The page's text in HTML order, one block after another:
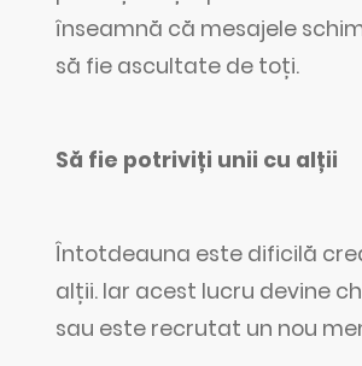
înseamnă că mesajele
să fie ascultate de toți.
Să fie potriviți unii cu alții
Întotdeauna este dificilă
alții. Iar acest lucru devine
sau este recrutat un nou